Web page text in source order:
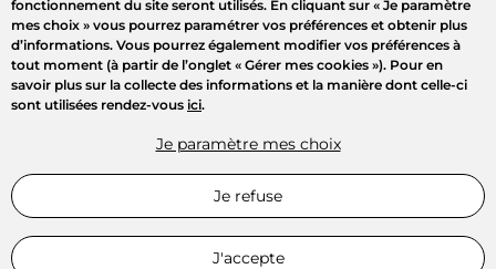
fonctionnement du site seront utilisés. En cliquant sur « Je paramètre
mes choix » vous pourrez paramétrer vos préférences et obtenir plus
d’informations. Vous pourrez également modifier vos préférences à
tout moment (à partir de l’onglet « Gérer mes cookies »). Pour en
savoir plus sur la collecte des informations et la manière dont celle-ci
sont utilisées rendez-vous ici.
Je paramètre mes choix
Je refuse
J'accepte